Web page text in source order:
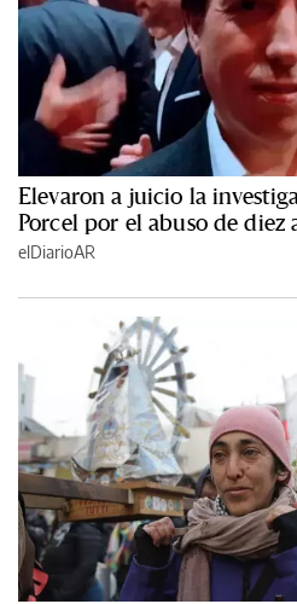
Elevaron a juicio la
Porcel por el abuso de diez
elDiarioAR